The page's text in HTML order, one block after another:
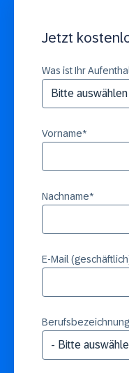
Jetzt
Was ist Ihr
Vorname*
Nachname*
E-Mail
Berufsbezeichnung